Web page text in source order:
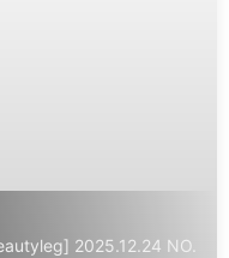
2025.12.24 NO.